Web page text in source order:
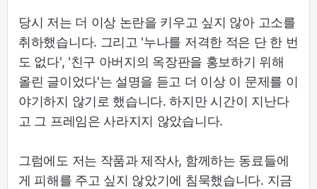
당시 저는 더 이상 논란을 키우고 싶지 않아 고소를
취하했습니다. 그리고 '누나를 저격한 적은 단 한 번
도 없다', '친구 아버지의 옥장판을 홍보하기 위해
올린 글이었다'는 설명을 듣고 더 이상 이 문제를 이
야기하지 않기로 했습니다. 하지만 시간이 지난다
고 그 프레임은 사라지지 않았습니다.
그럼에도 저는 작품과 제작사, 함께하는 동료들에
게 피해를 주고 싶지 않았기에 침묵했습니다. 지금